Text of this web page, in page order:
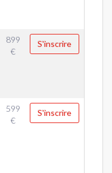
899
€
S'inscrire
599
€
S'inscrire